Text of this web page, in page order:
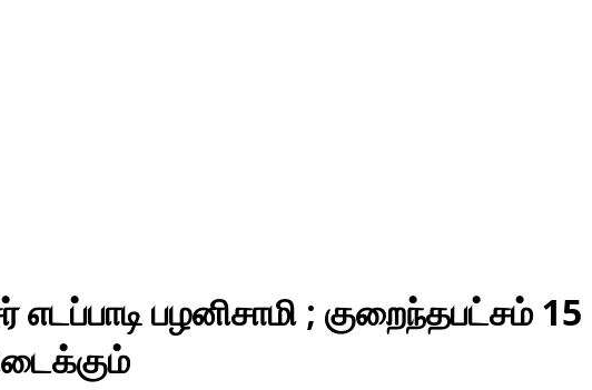
பழனிசாமி ; குறைந்தபட்சம் 15